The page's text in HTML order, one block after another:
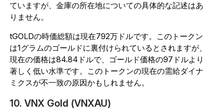
ていますが、金庫の所在地についての具体的な記述はあ
りません。
tGOLDの時価総額は現在792万ドルです。このトークン
は1グラムのゴールドに裏付けられているとされますが、
現在の価格は84.84ドルで、ゴールド価格の97ドルより
著しく低い水準です。このトークンの現在の需給ダイナ
ミクスが不一致の原因かもしれません。
10. VNX Gold (VNXAU)